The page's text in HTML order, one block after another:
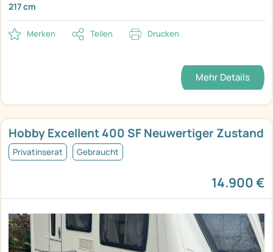
217 cm
Merken Teilen Drucken
Mehr Details
Hobby Excellent 400 SF Neuwertiger Zustand
Privatinserat Gebraucht
14.900 €